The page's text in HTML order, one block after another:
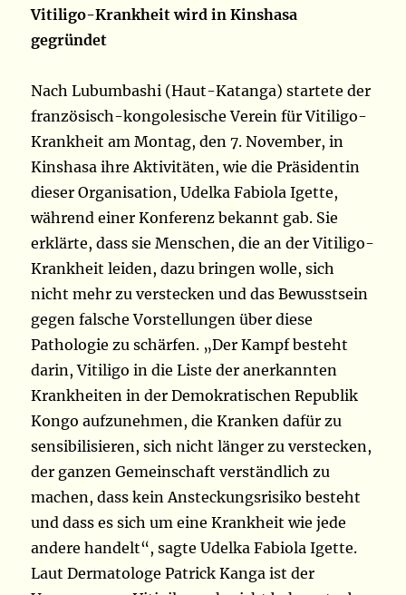
Vitiligo-Krankheit wird in Kinshasa
gegründet
Nach Lubumbashi (Haut-Katanga) startete der
französisch-kongolesische Verein für Vitiligo-
Krankheit am Montag, den 7. November, in
Kinshasa ihre Aktivitäten, wie die Präsidentin
dieser Organisation, Udelka Fabiola Igette,
während einer Konferenz bekannt gab. Sie
erklärte, dass sie Menschen, die an der Vitiligo-
Krankheit leiden, dazu bringen wolle, sich
nicht mehr zu verstecken und das Bewusstsein
gegen falsche Vorstellungen über diese
Pathologie zu schärfen. „Der Kampf besteht
darin, Vitiligo in die Liste der anerkannten
Krankheiten in der Demokratischen Republik
Kongo aufzunehmen, die Kranken dafür zu
sensibilisieren, sich nicht länger zu verstecken,
der ganzen Gemeinschaft verständlich zu
machen, dass kein Ansteckungsrisiko besteht
und dass es sich um eine Krankheit wie jede
andere handelt“, sagte Udelka Fabiola Igette.
Laut Dermatologe Patrick Kanga ist der